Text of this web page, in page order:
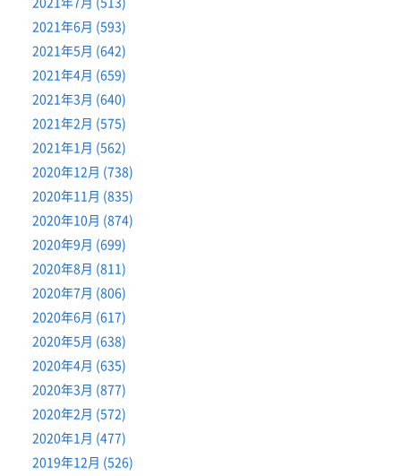
2021年6月 (593)
2021年5月 (642)
2021年4月 (659)
2021年3月 (640)
2021年2月 (575)
2021年1月 (562)
2020年12月 (738)
2020年11月 (835)
2020年10月 (874)
2020年9月 (699)
2020年8月 (811)
2020年7月 (806)
2020年6月 (617)
2020年5月 (638)
2020年4月 (635)
2020年3月 (877)
2020年2月 (572)
2020年1月 (477)
2019年12月 (526)